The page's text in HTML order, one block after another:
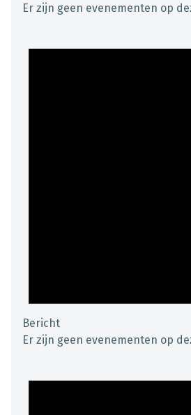
Er zijn geen evenementen op
Bericht
Er zijn geen evenementen op